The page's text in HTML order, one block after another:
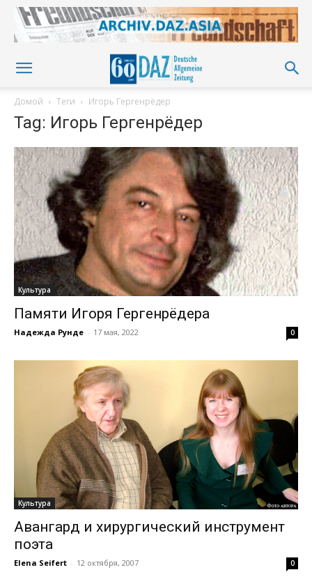
Домой Теги Игорь Гергенрёдер
Tag: Игорь Гергенрёдер
Культура
Памяти Игоря Гергенрёдера
Надежда Рунде - 17 мая, 2022 0
Культура
Авангард и хирургический инструмент
поэта
Elena Seifert - 12 октября, 2007 0